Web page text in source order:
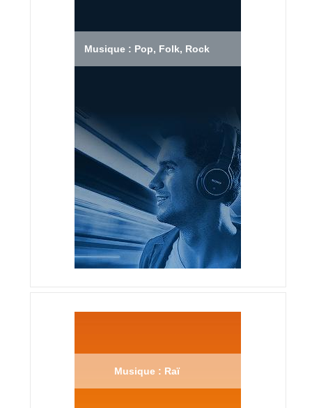
Musique : Pop, Folk, Rock
Musique : Raï